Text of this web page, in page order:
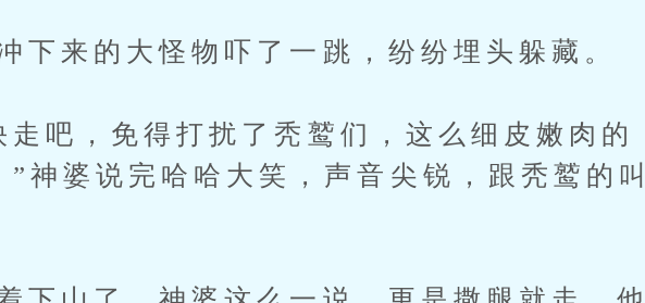
来的大怪物吓了一跳，纷纷埋头躲藏。
吧，免得打扰了秃鹫们，这么细皮嫩肉的
神婆说完哈哈大笑，声音尖锐，跟秃鹫的叫